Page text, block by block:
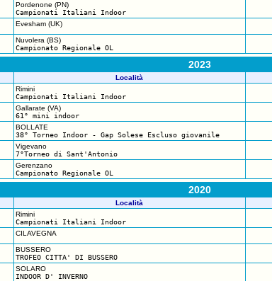
Pordenone (PN)
Campionati Italiani Indoor
Evesham (UK)
Nuvolera (BS)
Campionato Regionale OL
2023
Località
Rimini
Campionati Italiani Indoor
Gallarate (VA)
61° mini indoor
BOLLATE
38° Torneo Indoor - Gap Solese Escluso giovanile
Vigevano
7°Torneo di Sant'Antonio
Gerenzano
Campionato Regionale OL
2020
Località
Rimini
Campionati Italiani Indoor
CILAVEGNA
BUSSERO
TROFEO CITTA' DI BUSSERO
SOLARO
INDOOR D' INVERNO